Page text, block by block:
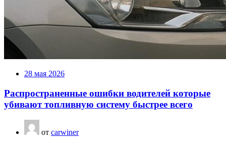
28 мая 2026
Распространенные ошибки водителей которые
убивают топливную систему быстрее всего
от carwiner